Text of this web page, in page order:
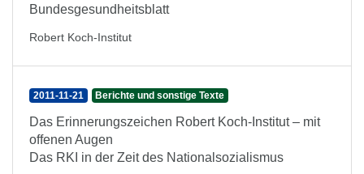
Bundesgesundheitsblatt
Robert Koch-Institut
2011-11-21 Berichte und sonstige Texte
Das Erinnerungszeichen Robert Koch-Institut – mit
offenen Augen
Das RKI in der Zeit des Nationalsozialismus